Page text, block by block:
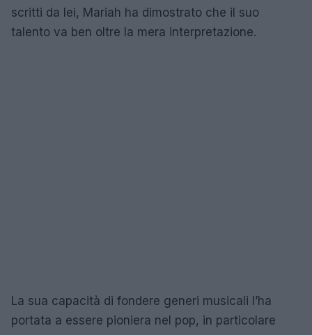
scritti da lei, Mariah ha dimostrato che il suo
talento va ben oltre la mera interpretazione.
La sua capacità di fondere generi musicali l’ha
portata a essere pioniera nel pop, in particolare